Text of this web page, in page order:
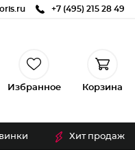
+7 (495) 215 28 49
Избранное Корзина
Хит продаж